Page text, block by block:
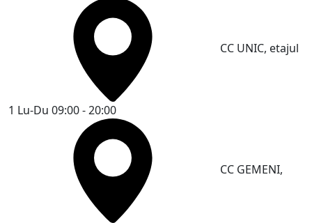
CC UNIC, etajul
1 Lu-Du 09:00 - 20:00
CC GEMENI,